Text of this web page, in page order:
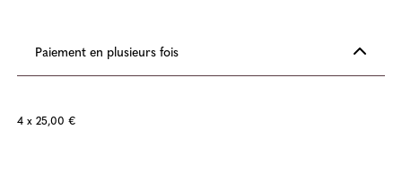
Paiement en plusieurs fois
4 x 25,00 €